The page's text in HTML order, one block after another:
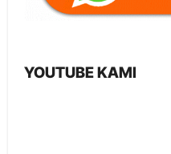
YOUTUBE KAMI